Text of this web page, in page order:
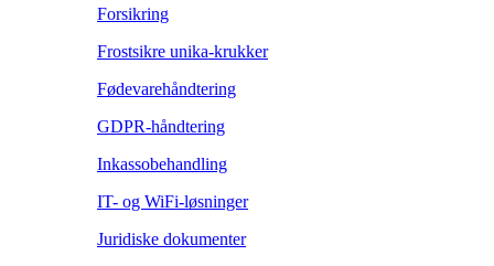
Forsikring
Frostsikre unika-krukker
Fødevarehåndtering
GDPR-håndtering
Inkassobehandling
IT- og WiFi-løsninger
Juridiske dokumenter